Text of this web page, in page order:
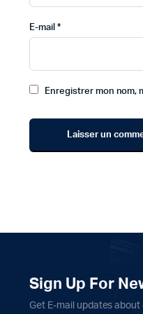
E-mail *
Enregistrer mon nom,
Sign Up For
Get E-mail updates